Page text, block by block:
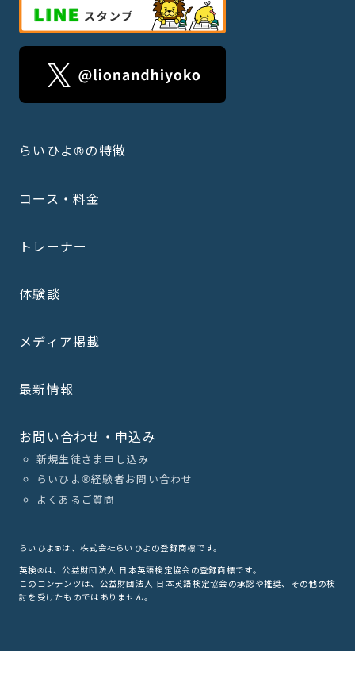
らいひよ®の特徴
コース・料金
トレーナー
体験談
メディア掲載
最新情報
お問い合わせ・申込み
新規生徒さま申し込み
らいひよ®︎経験者お問い合わせ
よくあるご質問
らいひよ®は、株式会社らいひよの登録商標です。
英検®は、公益財団法人 日本英語検定協会の登録商標です。
このコンテンツは、公益財団法人 日本英語検定協会の承認や推奨、その他の検
討を受けたものではありません。